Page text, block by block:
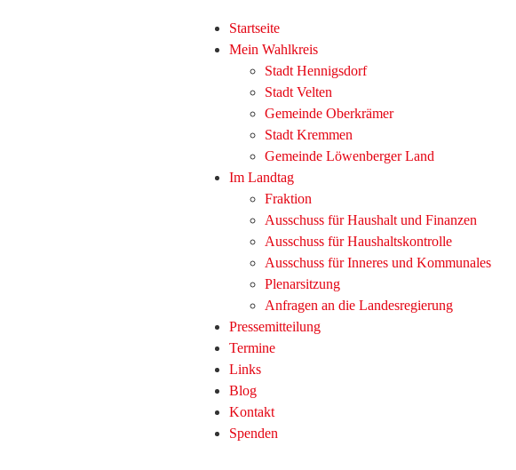
Startseite
Mein Wahlkreis
Stadt Hennigsdorf
Stadt Velten
Gemeinde Oberkrämer
Stadt Kremmen
Gemeinde Löwenberger Land
Im Landtag
Fraktion
Ausschuss für Haushalt und Finanzen
Ausschuss für Haushaltskontrolle
Ausschuss für Inneres und Kommunales
Plenarsitzung
Anfragen an die Landesregierung
Pressemitteilung
Termine
Links
Blog
Kontakt
Spenden